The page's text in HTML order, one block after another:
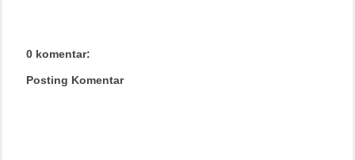
0 komentar:
Posting Komentar